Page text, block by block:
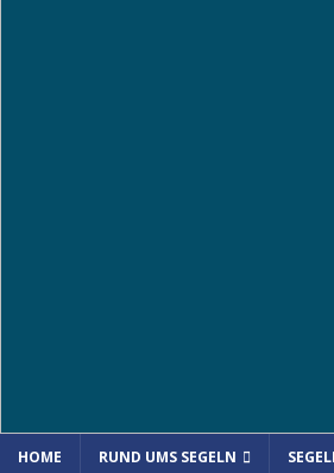
HOME RUND UMS SEGELN